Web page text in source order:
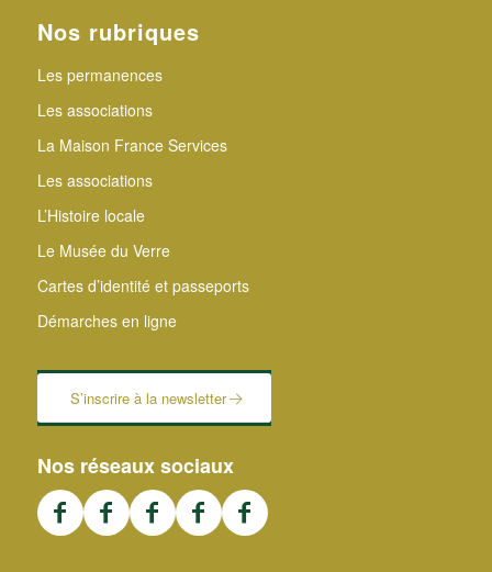
Nos rubriques
Les permanences
Les associations
La Maison France Services
Les associations
L’Histoire locale
Le Musée du Verre
Cartes d’identité et passeports
Démarches en ligne
S’inscrire à la newsletter
Nos réseaux sociaux